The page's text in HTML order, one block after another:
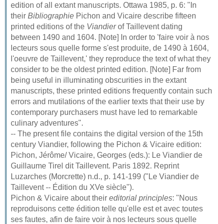
edition of all extant manuscripts. Ottawa 1985, p. 6: "In
their BibliographiePichon and Vicaire describe fifteen
printed editions of the Viandierof Taillevent dating
between 1490 and 1604. [Note] In order to 'faire voir à nos
lecteurs sous quelle forme s'est produite, de 1490 à 1604,
l'oeuvre de Taillevent,' they reproduce the text of what they
consider to be the oldest printed edition. [Note] Far from
being useful in illuminating obscurities in the extant
manuscripts, these printed editions frequently contain such
errors and mutilations of the earlier texts that their use by
contemporary purchasers must have led to remarkable
culinary adventures".
-- The present file contains the digital version of the 15th
century Viandier, following the Pichon & Vicaire edition:
Pichon, Jérôme/ Vicaire, Georges (eds.): Le Viandier de
Guillaume Tirel dit Taillevent. Paris 1892. Reprint
Luzarches (Morcrette) n.d., p. 141-199 ("Le Viandier de
Taillevent -- Édition du XVe siècle").
Pichon & Vicaire about their editorial principles: "Nous
reproduisons cette édition telle qu'elle est et avec toutes
ses fautes, afin de faire voir à nos lecteurs sous quelle